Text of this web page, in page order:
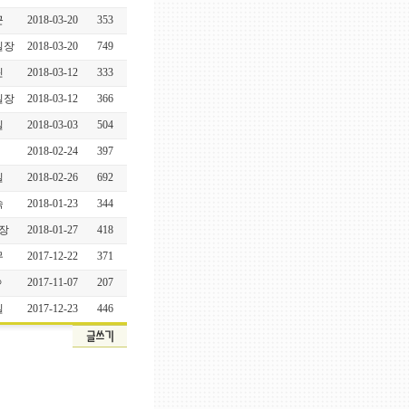
2018-03-20 353
장 2018-03-20 749
2018-03-12 333
장 2018-03-12 366
2018-03-03 504
2018-02-24 397
2018-02-26 692
2018-01-23 344
2018-01-27 418
2017-12-22 371
2017-11-07 207
2017-12-23 446